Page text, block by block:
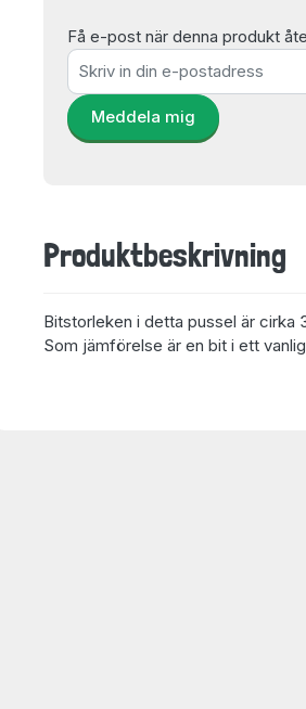
Få e-post när denna produkt
Meddela mig
Produktbeskrivning
Bitstorleken i detta pussel är cirka
Som jämförelse är en bit i ett